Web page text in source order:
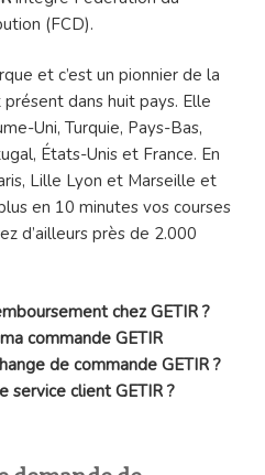
(FCD).
et c’est un pionnier de la
dans huit pays. Elle
Uni, Turquie, Pays-Bas,
États-Unis et France. En
Lille Lyon et Marseille et
en 10 minutes vos courses
d’ailleurs près de 2.000
chez GETIR ?
commande GETIR
de commande GETIR ?
service client GETIR ?